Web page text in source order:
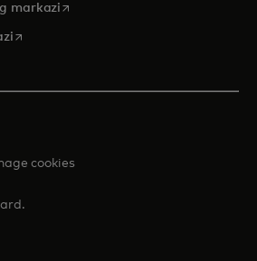
markazi opens in a new tab
opens in a new tab
cookies